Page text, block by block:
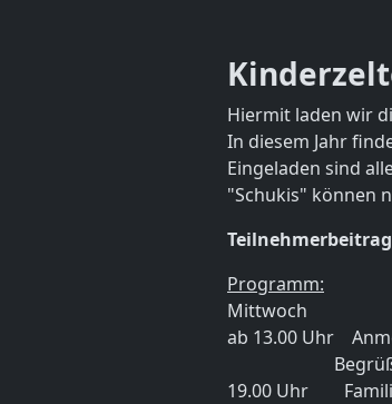
Hiermit laden wir
In diesem Jahr
Eingeladen sind
"Schukis" können
Programm:
Mittwoch
ab 13.00 Uhr
Begrüßung/
19.00 Uhr